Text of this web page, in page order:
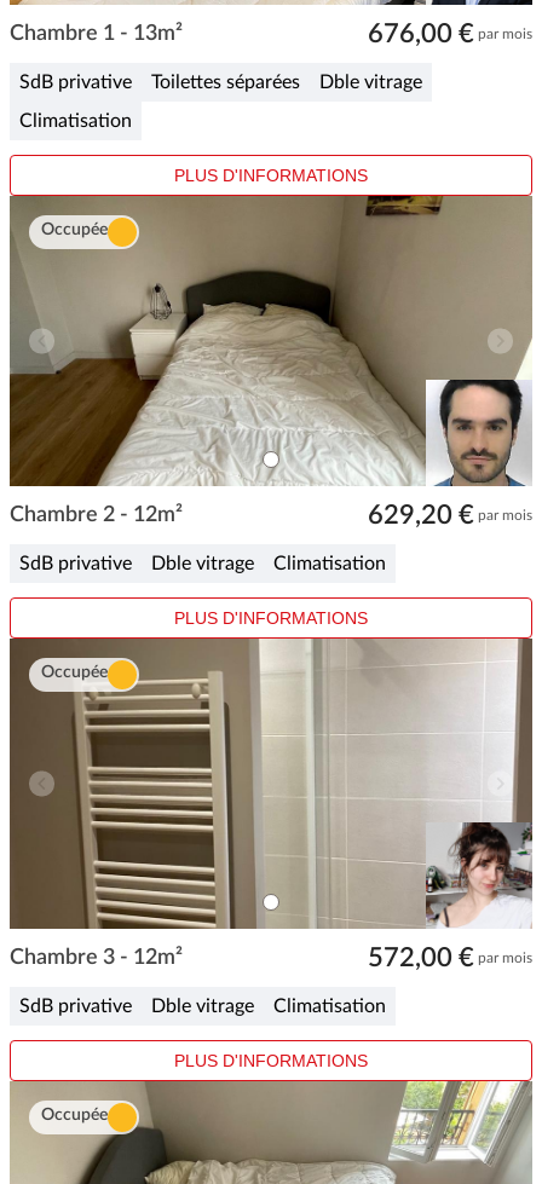
1
Chambre 1 - 13m² 676,00 € par mois
SdB privative Toilettes séparées
Dble vitrage
Climatisation
PLUS D'INFORMATIONS
ITEM
1
Chambre 2 - 12m² 629,20 € par mois
SdB privative Dble vitrage Climatisation
PLUS D'INFORMATIONS
Occupée
ITEM
1
Chambre 3 - 12m² 572,00 € par mois
SdB privative Dble vitrage Climatisation
PLUS D'INFORMATIONS
Occupée
Occupée